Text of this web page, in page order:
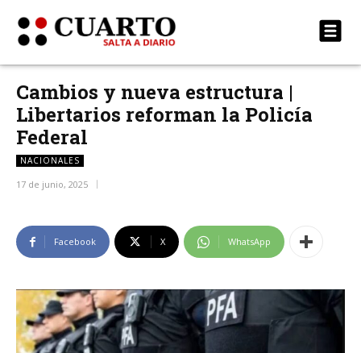
Cambios y nueva estructura |
Libertarios reforman la Policía
Federal
NACIONALES
17 de junio, 2025
Facebook X WhatsApp